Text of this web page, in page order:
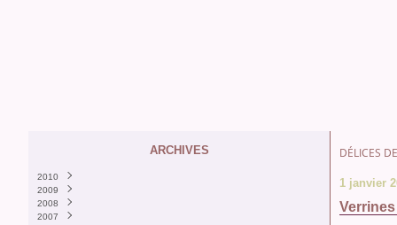
ARCHIVES
2010
Décembre
Septembre
Août
2009
Décembre
Novembre
2008
Décembre
2007
DÉLICES
1 janvier